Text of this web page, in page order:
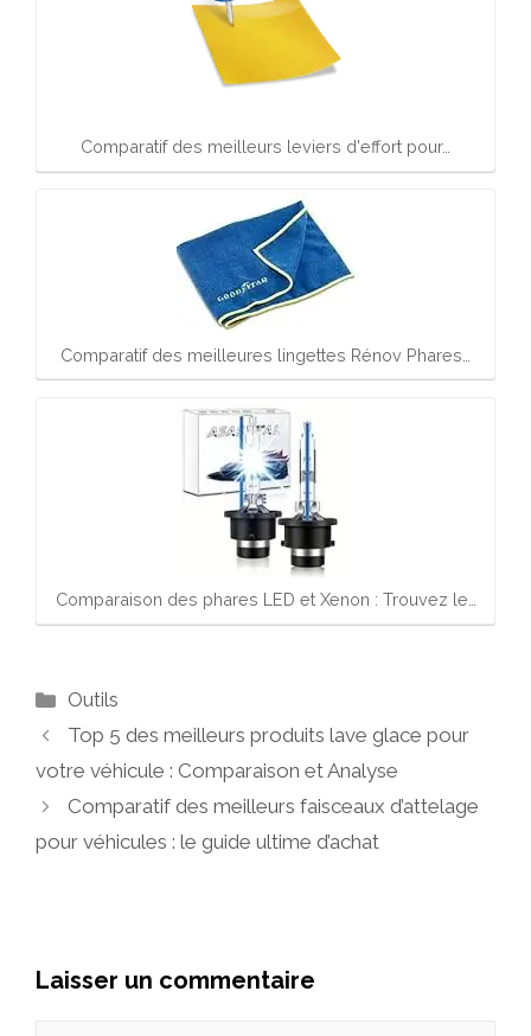
Comparatif des meilleurs leviers d'effort pour…
Comparatif des meilleures lingettes Rénov Phares…
Comparaison des phares LED et Xenon : Trouvez le…
Catégories
Outils
Top 5 des meilleurs produits lave glace pour
votre véhicule : Comparaison et Analyse
Comparatif des meilleurs faisceaux d’attelage
pour véhicules : le guide ultime d’achat
Laisser un commentaire